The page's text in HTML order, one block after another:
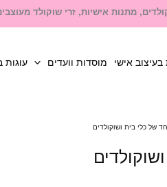
מתנות אישיות, זרי שוקולד
אישי מוסדות וועדים עוגות
של כלי בית ושוקולדים